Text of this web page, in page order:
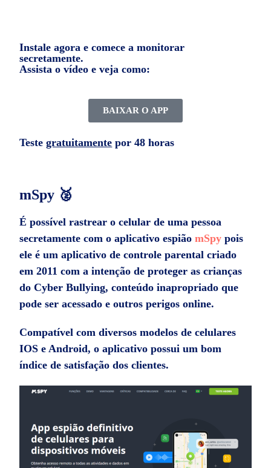
Instale agora e comece a monitorar
secretamente.
Assista o vídeo e veja como:
BAIXAR O APP
Testegratuitamente por 48 horas
mSpy 🥈
É possível rastrear o celular de uma pessoa
secretamente com o aplicativo espiãomSpy pois
ele é um aplicativo de controle parental criado
em 2011 com a intenção de proteger as crianças
do Cyber Bullying, conteúdo inapropriado que
pode ser acessado e outros perigos online.
Compatível com diversos modelos de celulares
IOS e Android, o aplicativo possui um bom
índice de satisfação dos clientes.